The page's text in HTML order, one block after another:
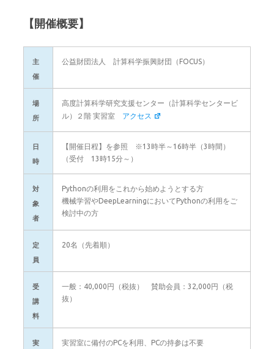
【開催概要】
主
催
公益財団法人 計算科学振興財団（FOCUS）
場
所
高度計算科学研究支援センター（計算科学センタービ
ル）２階 実習室 アクセス
日
時
【開催日程】を参照 ※13時半～16時半（3時間）
（受付 13時15分～）
対
象
者
Pythonの利用をこれから始めようとする方
機械学習やDeepLearningにおいてPythonの利用をご
検討中の方
定
員
20名（先着順）
受
講
料
一般：40,000円（税抜） 賛助会員：32,000円（税
抜）
実
実習室に備付のPCを利用、PCの持参は不要